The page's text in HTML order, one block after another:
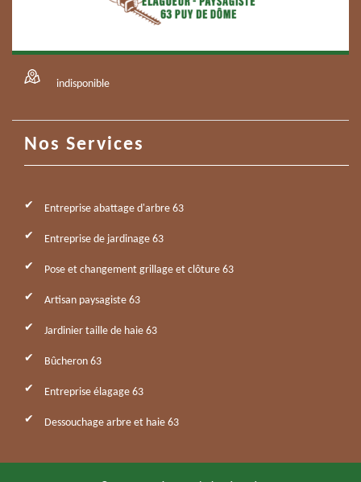
indisponible
Nos Services
Entreprise abattage d'arbre 63
Entreprise de jardinage 63
Pose et changement grillage et clôture 63
Artisan paysagiste 63
Jardinier taille de haie 63
Bûcheron 63
Entreprise élagage 63
Dessouchage arbre et haie 63